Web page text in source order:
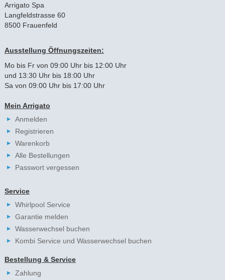
Arrigato Spa
Langfeldstrasse 60
8500 Frauenfeld
Ausstellung Öffnungszeiten:
Mo bis Fr von 09:00 Uhr bis 12:00 Uhr
und 13:30 Uhr bis 18:00 Uhr
Sa von 09:00 Uhr bis 17:00 Uhr
Mein Arrigato
Anmelden
Registrieren
Warenkorb
Alle Bestellungen
Passwort vergessen
Service
Whirlpool Service
Garantie melden
Wasserwechsel buchen
Kombi Service und Wasserwechsel buchen
Bestellung & Service
Zahlung